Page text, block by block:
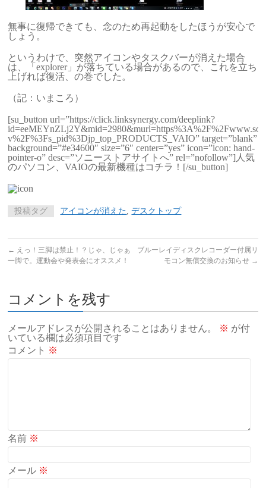
無事に復帰できても、念のため再起動をしたほうが安心で
しょう。
というわけで、突然アイコンやタスクバーが消えた場合
は、「explorer」が落ちている場合があるので、これを立ち
上げれば復活、の巻でした。
（記：いまころ）
[su_button url=”https://click.linksynergy.com/deeplink?
v%2F%3Fs_pid%3Djp_top_PRODUCTS_VAIO” target=”blank”
background=”#e34600″ size=”6″ center=”yes” icon=”icon: hand-
pointer-o” desc=”ソニーストアサイトへ” rel=”nofollow”]人気
のパソコン、VAIOの最新機種はコチラ！[/su_button]
投稿タグ アイコンが消えた ,デスクトップ
← えっ！三脚は禁止！？じゃ、じゃぁ
一脚で。運動会や発表会にオススメ！
ブルーレイディスクレコーダー付属リ
モコン無償交換のお知らせ →
コメントを残す
メールアドレスが公開されることはありません。 ※ が付
いている欄は必須項目です
コメント ※
名前 ※
メール ※